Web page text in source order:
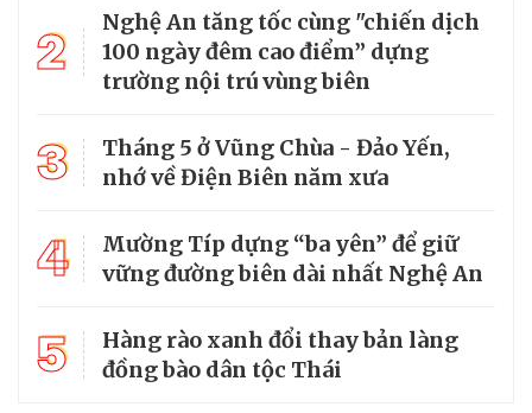
2
Nghệ An tăng tốc cùng "chiến dịch
100 ngày đêm cao điểm” dựng
trường nội trú vùng biên
3
Tháng 5 ở Vũng Chùa - Đảo Yến,
nhớ về Điện Biên năm xưa
4
Mường Típ dựng “ba yên” để giữ
vững đường biên dài nhất Nghệ An
5
Hàng rào xanh đổi thay bản làng
đồng bào dân tộc Thái